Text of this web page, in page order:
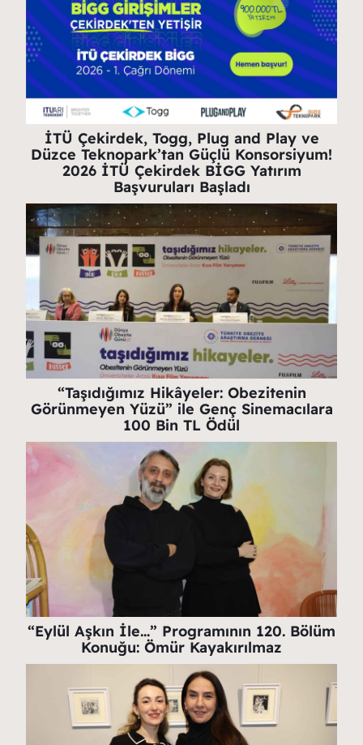
İTÜ Çekirdek, Togg, Plug and Play ve
Düzce Teknopark’tan Güçlü Konsorsiyum!
2026 İTÜ Çekirdek BİGG Yatırım
Başvuruları Başladı
“Taşıdığımız Hikâyeler: Obezitenin
Görünmeyen Yüzü” ile Genç Sinemacılara
100 Bin TL Ödül
“Eylül Aşkın İle…” Programının 120. Bölüm
Konuğu: Ömür Kayakırılmaz